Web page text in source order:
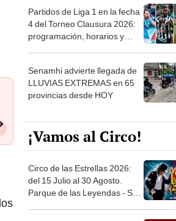
Partidos de Liga 1 en la fecha
4 del Torneo Clausura 2026:
programación, horarios y
Senamhi advierte llegada de
LLUVIAS EXTREMAS en 65
provincias desde HOY
¡Vamos al Circo!
Circo de las Estrellas 2026:
del 15 Julio al 30 Agosto.
Parque de las Leyendas - San